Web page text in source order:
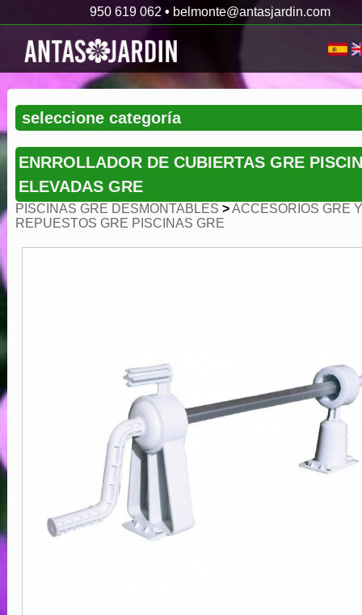
950 619 062 • belmonte@antasjardin.com
ENRROLLADOR DE CUBIERTAS GRE
ELEVADAS GRE
PISCINAS GRE DESMONTABLES > ACCESORIOS GRE Y
REPUESTOS GRE PISCINAS GRE